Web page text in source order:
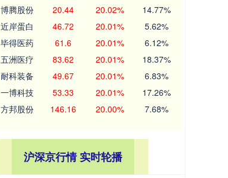
博腾股份 20.44 20.02% 14.77%
近岸蛋白 46.72 20.01% 5.62%
毕得医药 61.6 20.01% 6.12%
五洲医疗 83.62 20.01% 18.37%
耐科装备 49.67 20.01% 6.83%
一博科技 53.33 20.01% 17.26%
方邦股份 146.16 20.00% 7.68%
沪深京行情 实时轮播